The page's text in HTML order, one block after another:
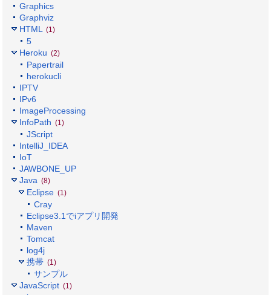
Graphics
Graphviz
HTML
(1)
5
Heroku (2)
Papertrail
herokucli
IPTV
IPv6
ImageProcessing
InfoPath (1)
JScript
IntelliJ_IDEA
IoT
JAWBONE_UP
Java (8)
Eclipse (1)
Cray
Eclipse3.1でiアプリ開発
Maven
Tomcat
log4j
携帯 (1)
サンプル
JavaScript (1)